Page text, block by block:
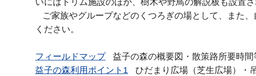
いにはトリム施設のほか、樹木や野鳥の解説板も設置さ
ご家族やグループなどのくつろぎの場として、また
ください。
フィールドマップ益子の森の概要図・散策路所要時間
益子の森利用ポイント1 ひだまり広場（芝生広場）・